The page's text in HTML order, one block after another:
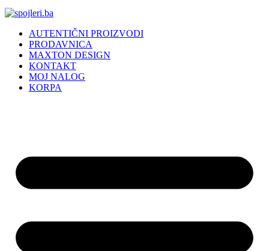
AUTENTIČNI PROIZVODI
PRODAVNICA
MAXTON DESIGN
KONTAKT
MOJ NALOG
KORPA